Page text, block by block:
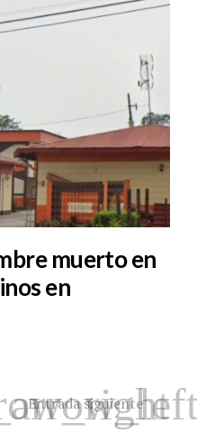
muerto en
en
Entrada siguiente